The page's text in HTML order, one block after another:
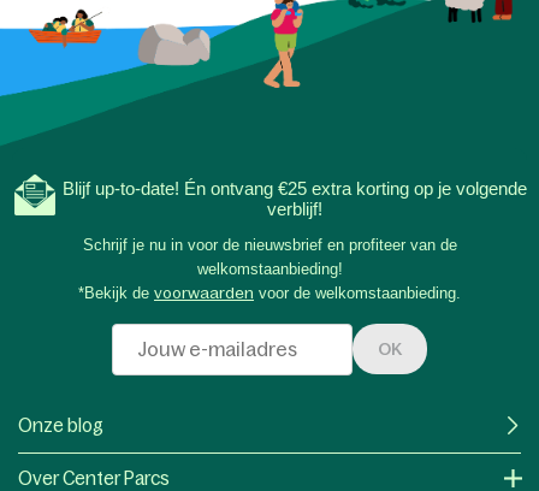
Blijf up-to-date! Én ontvang €25 extra korting op je volgende
verblijf!
Schrijf je nu in voor de nieuwsbrief en profiteer van de
welkomstaanbieding!
*Bekijk de voorwaarden voor de welkomstaanbieding.
OK
Onze blog
Over Center Parcs